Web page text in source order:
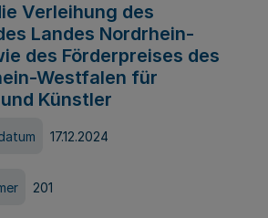
Verleihung des
Landes Nordrhein-
des Förderpreises des
Westfalen für
Künstler
17.12.2024
201